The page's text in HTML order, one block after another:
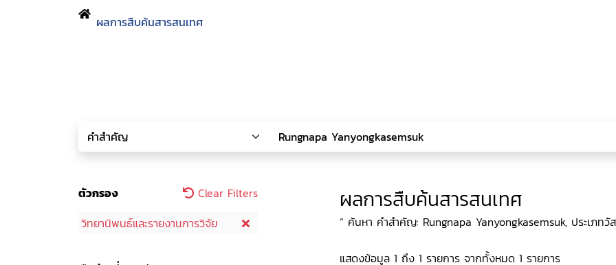
ผลการสืบค้นสารสนเทศ
ตัวกรอง
Clear Filters
วิทยานิพนธ์และรายงานการวิจัย
ผลการสืบค้นสารสนเทศ
“ ค้นหา คำสำคัญ: Rungnapa Yanyongkasemsuk, ประเภทวั
แสดงข้อมูล 1 ถึง 1 รายการ จากทั้งหมด 1 รายการ